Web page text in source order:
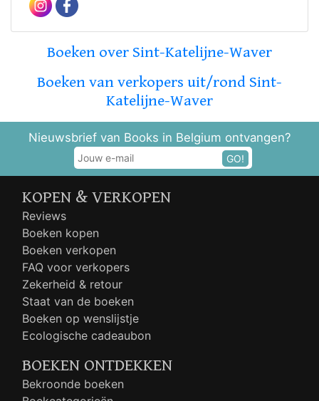
Boeken over Sint-Katelijne-Waver
Boeken van verkopers uit/rond Sint-
Katelijne-Waver
Nieuwsbrief van Books in Belgium ontvangen?
GO!
KOPEN & VERKOPEN
Reviews
Boeken kopen
Boeken verkopen
FAQ voor verkopers
Zekerheid & retour
Staat van de boeken
Boeken op wenslijstje
Ecologische cadeaubon
BOEKEN ONTDEKKEN
Bekroonde boeken